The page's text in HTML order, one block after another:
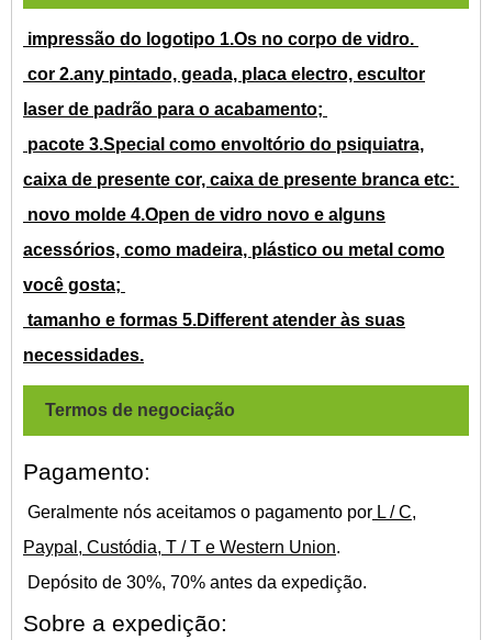
impressão do logotipo 1.Os no corpo de vidro.
cor 2.any pintado, geada, placa electro, escultor
laser de padrão para o acabamento;
pacote 3.Special como envoltório do psiquiatra,
caixa de presente cor, caixa de presente branca etc:
novo molde 4.Open de vidro novo e alguns
acessórios, como madeira, plástico ou metal como
você gosta;
tamanho e formas 5.Different atender às suas
necessidades.
Termos de negociação
Pagamento:
Geralmente nós aceitamos o pagamento por L / C,
Paypal, Custódia, T / T e Western Union.
Depósito de 30%, 70% antes da expedição.
Sobre a expedição: